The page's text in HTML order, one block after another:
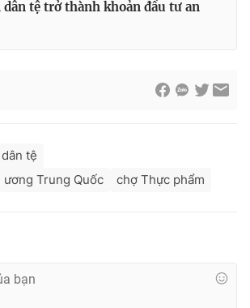
355 931 - 024.38 355 932
tệ trở thành khoản đầu tư an
tệ
Trung Quốc
chợ Thực phẩm